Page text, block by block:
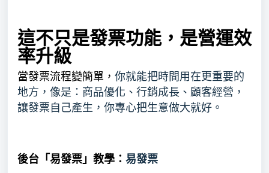
這不只是發票功能，是營運效
率升級
當發票流程變簡單， 你就能把時間用在更重要的
地方，像是：商品優化、行銷成長、顧客經營，
讓發票自己產生，你專心把生意做大就好。
後台「易發票」教學： 易發票